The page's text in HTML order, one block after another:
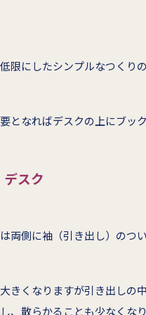
限にしたシンプルなつくりの
となればデスクの上にブッ
スク
両側に袖（引き出し）のつい
きくなりますが引き出しの
、散らかることも少なくなり